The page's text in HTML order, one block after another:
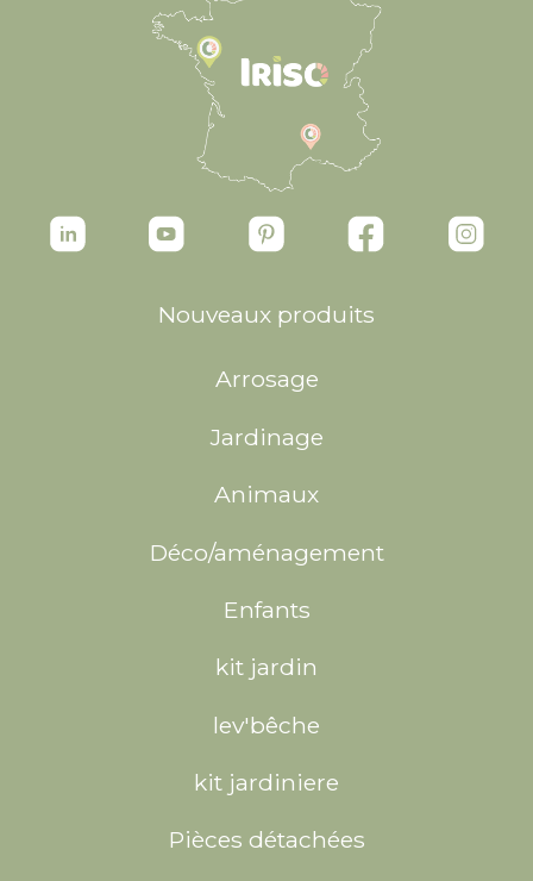
Nouveaux produits
Arrosage
Jardinage
Animaux
Déco/aménagement
Enfants
kit jardin
lev'bêche
kit jardiniere
Pièces détachées